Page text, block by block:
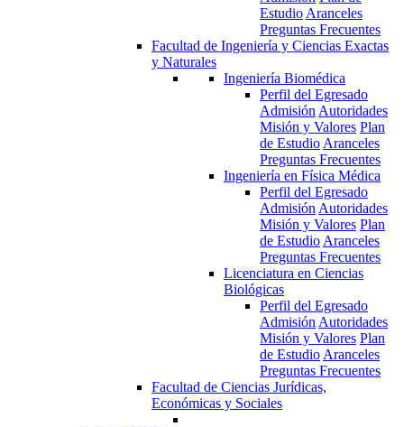
Estudio Aranceles
Preguntas Frecuentes
Facultad de Ingeniería y Ciencias Exactas
y Naturales
Ingeniería Biomédica
Perfil del Egresado
Admisión Autoridades
Misión y Valores Plan
de Estudio Aranceles
Preguntas Frecuentes
Ingeniería en Física Médica
Perfil del Egresado
Admisión Autoridades
Misión y Valores Plan
de Estudio Aranceles
Preguntas Frecuentes
Licenciatura en Ciencias
Biológicas
Perfil del Egresado
Admisión Autoridades
Misión y Valores Plan
de Estudio Aranceles
Preguntas Frecuentes
Facultad de Ciencias Jurídicas,
Económicas y Sociales